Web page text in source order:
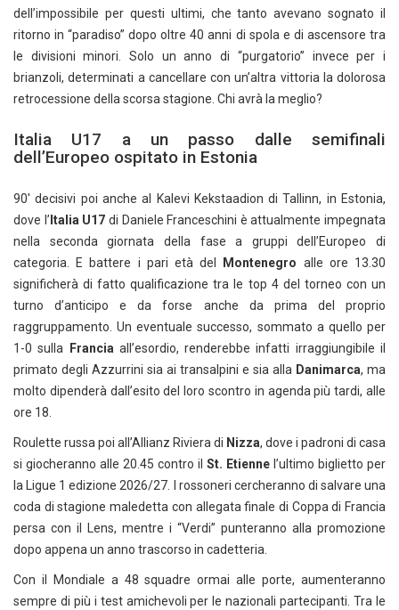
dell’impossibile per questi ultimi, che tanto avevano sognato il
ritorno in “paradiso” dopo oltre 40 anni di spola e di ascensore tra
le divisioni minori. Solo un anno di “purgatorio” invece per i
brianzoli, determinati a cancellare con un’altra vittoria la dolorosa
retrocessione della scorsa stagione. Chi avrà la meglio?
Italia U17 a un passo dalle semifinali
dell’Europeo ospitato in Estonia
90′ decisivi poi anche al Kalevi Kekstaadion di Tallinn, in Estonia,
dove l’ Italia U17 di Daniele Franceschini è attualmente impegnata
nella seconda giornata della fase a gruppi dell’Europeo di
categoria. E battere i pari età del
Montenegro alle ore 13.30
significherà di fatto qualificazione tra le top 4 del torneo con un
turno d’anticipo e da forse anche da prima del proprio
raggruppamento. Un eventuale successo, sommato a quello per
1-0 sulla
Francia all’esordio, renderebbe infatti irraggiungibile il
primato degli Azzurrini sia ai transalpini e sia alla Danimarca, ma
molto dipenderà dall’esito del loro scontro in agenda più tardi, alle
ore 18.
Roulette russa poi all’Allianz Riviera di Nizza, dove i padroni di casa
si giocheranno alle 20.45 contro il St. Etienne l’ultimo biglietto per
la Ligue 1 edizione 2026/27. I rossoneri cercheranno di salvare una
coda di stagione maledetta con allegata finale di Coppa di Francia
persa con il Lens, mentre i “Verdi” punteranno alla promozione
dopo appena un anno trascorso in cadetteria.
Con il Mondiale a 48 squadre ormai alle porte, aumenteranno
sempre di più i test amichevoli per le nazionali partecipanti. Tra le